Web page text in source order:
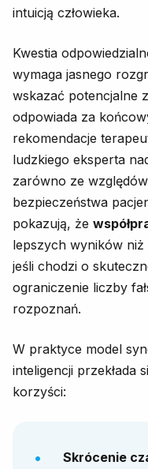
intuicją człowieka.
Kwestia
wymaga jasnego
wskazać potencjalne
odpowiada za
rekomendacje
ludzkiego eksperta
zarówno ze
bezpieczeństwa
pokazują, że
lepszych wyników
jeśli chodzi o
ograniczenie liczby
rozpoznań.
W praktyce model
inteligencji przekłada
korzyści:
Skrócenie